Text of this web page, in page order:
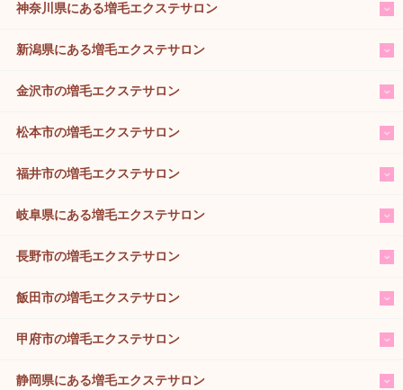
神奈川県にある増毛エクステサロン
新潟県にある増毛エクステサロン
金沢市の増毛エクステサロン
松本市の増毛エクステサロン
福井市の増毛エクステサロン
岐阜県にある増毛エクステサロン
長野市の増毛エクステサロン
飯田市の増毛エクステサロン
甲府市の増毛エクステサロン
静岡県にある増毛エクステサロン